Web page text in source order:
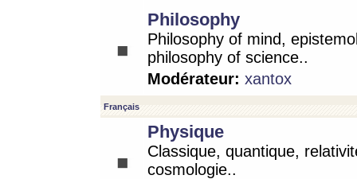
Philosophy
Philosophy of mind,
philosophy of science..
Modérateur: xantox
Français
Physique
Classique, quantique,
cosmologie..